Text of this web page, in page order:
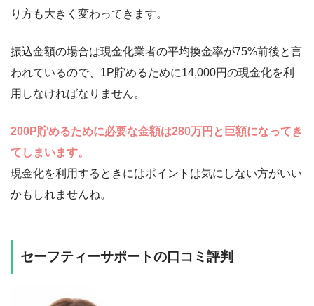
り方も大きく変わってきます。
振込金額の場合は現金化業者の平均換金率が75%前後と言
われているので、1P貯めるために14,000円の現金化を利
用しなければなりません。
200P貯めるために必要な金額は280万円と巨額になってき
てしまいます。
現金化を利用するときにはポイントは気にしない方がいい
かもしれませんね。
セーフティーサポートの口コミ評判